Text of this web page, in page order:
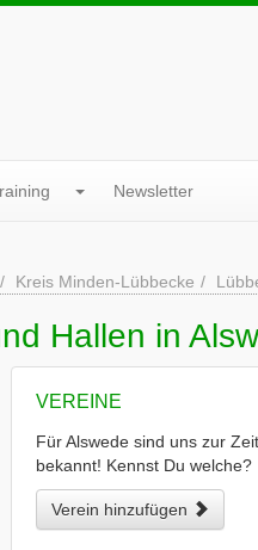
Newsletter
Kreis Minden-Lübbecke
Hallen in
VEREINE
Für Alswede sind uns zur
bekannt! Kennst Du welche?
Verein hinzufügen